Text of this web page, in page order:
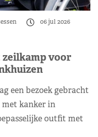
06 jul 2026
voor
een bezoek gebracht
met kanker in
outfit met